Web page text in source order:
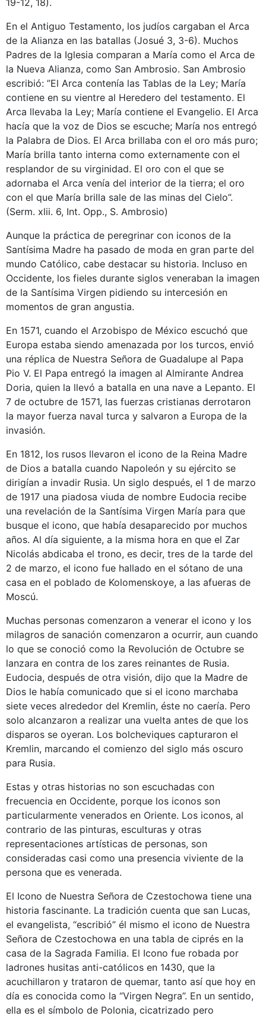
En el Antiguo Testamento, los judíos cargaban el Arca
de la Alianza en las batallas (Josué 3, 3-6). Muchos
Padres de la Iglesia comparan a María como el Arca de
la Nueva Alianza, como San Ambrosio. San Ambrosio
escribió: ”El Arca contenía las Tablas de la Ley; María
contiene en su vientre al Heredero del testamento. El
Arca llevaba la Ley; María contiene el Evangelio. El Arca
hacía que la voz de Dios se escuche; María nos entregó
la Palabra de Dios. El Arca brillaba con el oro más puro;
María brilla tanto interna como externamente con el
resplandor de su virginidad. El oro con el que se
adornaba el Arca venía del interior de la tierra; el oro
con el que María brilla sale de las minas del Cielo”.
(Serm. xlii. 6, Int. Opp., S. Ambrosio)
Aunque la práctica de peregrinar con iconos de la
Santísima Madre ha pasado de moda en gran parte del
mundo Católico, cabe destacar su historia. Incluso en
Occidente, los fieles durante siglos veneraban la imagen
de la Santísima Virgen pidiendo su intercesión en
momentos de gran angustia.
En 1571, cuando el Arzobispo de México escuchó que
Europa estaba siendo amenazada por los turcos, envió
una réplica de Nuestra Señora de Guadalupe al Papa
Pio V. El Papa entregó la imagen al Almirante Andrea
Doria, quien la llevó a batalla en una nave a Lepanto. El
7 de octubre de 1571, las fuerzas cristianas derrotaron
la mayor fuerza naval turca y salvaron a Europa de la
invasión.
En 1812, los rusos llevaron el icono de la Reina Madre
de Dios a batalla cuando Napoleón y su ejército se
dirigían a invadir Rusia. Un siglo después, el 1 de marzo
de 1917 una piadosa viuda de nombre Eudocia recibe
una revelación de la Santísima Virgen María para que
busque el icono, que había desaparecido por muchos
años. Al día siguiente, a la misma hora en que el Zar
Nicolás abdicaba el trono, es decir, tres de la tarde del
2 de marzo, el icono fue hallado en el sótano de una
casa en el poblado de Kolomenskoye, a las afueras de
Moscú.
Muchas personas comenzaron a venerar el icono y los
milagros de sanación comenzaron a ocurrir, aun cuando
lo que se conoció como la Revolución de Octubre se
lanzara en contra de los zares reinantes de Rusia.
Eudocia, después de otra visión, dijo que la Madre de
Dios le había comunicado que si el icono marchaba
siete veces alrededor del Kremlin, éste no caería. Pero
solo alcanzaron a realizar una vuelta antes de que los
disparos se oyeran. Los bolcheviques capturaron el
Kremlin, marcando el comienzo del siglo más oscuro
para Rusia.
Estas y otras historias no son escuchadas con
frecuencia en Occidente, porque los iconos son
particularmente venerados en Oriente. Los iconos, al
contrario de las pinturas, esculturas y otras
representaciones artísticas de personas, son
consideradas casi como una presencia viviente de la
persona que es venerada.
El Icono de Nuestra Señora de Czestochowa tiene una
historia fascinante. La tradición cuenta que san Lucas,
el evangelista, “escribió” él mismo el icono de Nuestra
Señora de Czestochowa en una tabla de ciprés en la
casa de la Sagrada Familia. El Icono fue robada por
ladrones husitas anti-católicos en 1430, que la
acuchillaron y trataron de quemar, tanto así que hoy en
día es conocida como la “Virgen Negra”. En un sentido,
ella es el símbolo de Polonia, cicatrizado pero